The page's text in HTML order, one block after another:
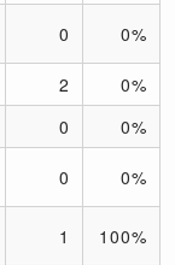
0 0%
2
0%
0
0%
0 0%
1 100%